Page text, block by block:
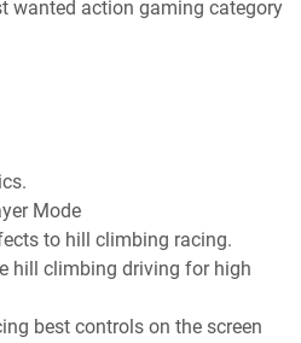
wanted action gaming category
Mode
to hill climbing racing.
hill climbing driving for high
best controls on the screen